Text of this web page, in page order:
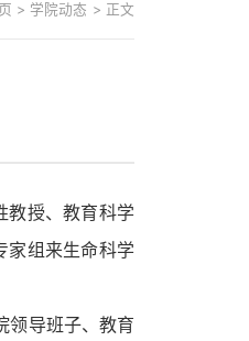
> 学院动态 > 正文
教授、教育科学
家组来生命科学
领导班子、教育